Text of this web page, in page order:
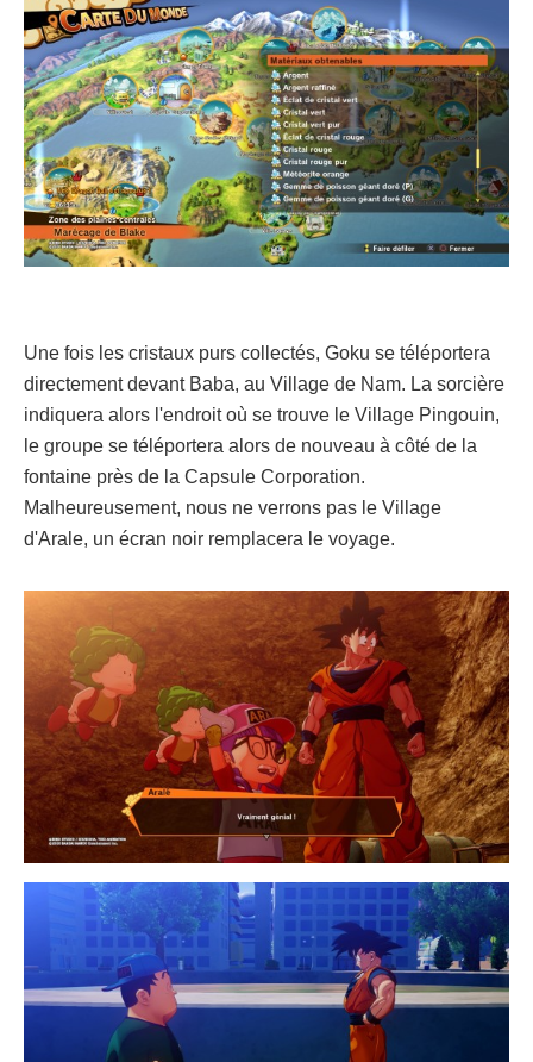
Une fois les cristaux purs collectés, Goku se téléportera
directement devant Baba, au Village de Nam. La sorcière
indiquera alors l'endroit où se trouve le Village Pingouin,
le groupe se téléportera alors de nouveau à côté de la
fontaine près de la Capsule Corporation.
Malheureusement, nous ne verrons pas le Village
d'Arale, un écran noir remplacera le voyage.